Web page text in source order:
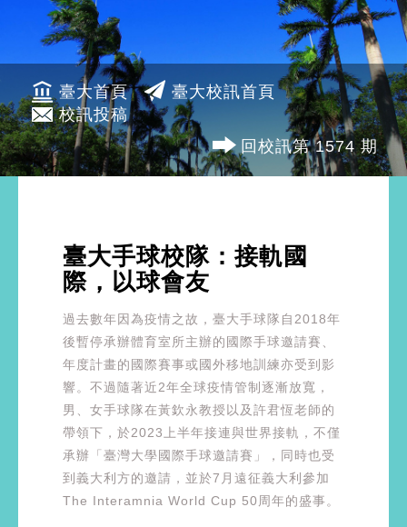
臺大首頁
臺大校訊首頁
校訊投稿
回校訊第 1574 期
臺大手球校隊：接軌國
際，以球會友
過去數年因為疫情之故，臺大手球隊自2018年
後暫停承辦體育室所主辦的國際手球邀請賽、
年度計畫的國際賽事或國外移地訓練亦受到影
響。不過隨著近2年全球疫情管制逐漸放寬，
男、女手球隊在黃欽永教授以及許君恆老師的
帶領下，於2023上半年接連與世界接軌，不僅
承辦「臺灣大學國際手球邀請賽」，同時也受
到義大利方的邀請，並於7月遠征義大利參加
The Interamnia World Cup 50周年的盛事。